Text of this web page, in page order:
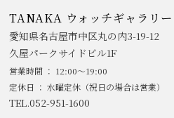
TANAKA ウォッチギャラリ
愛知県名古屋市中区丸の内3-19-12
久屋パークサイドビル1F
営業時間 ： 12:00～19:00
定休日 ： 水曜定休（祝日の場合は営業）
TEL.052-951-1600